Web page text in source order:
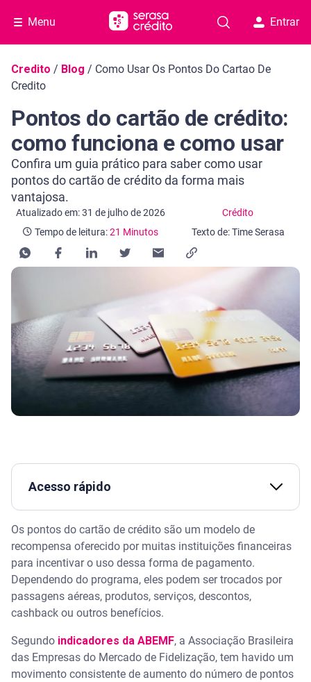
Menu Entrar
Navegação do blog
Credito / Blog / Como Usar Os Pontos Do Cartao De
Credito
Pontos do cartão de crédito:
como funciona e como usar
Confira um guia prático para saber como usar
pontos do cartão de crédito da forma mais
vantajosa.
Atualizado em: 31 de julho de 2026 Crédito
Categoria Crédito
Tempo de leitura:21 Minutos
Tempo de leitura: 21 Minutos
Texto de: Time Serasa
Acesso rápido
Assista | Como acumular milhas no cartão de
crédito?
O que são pontos do cartão de crédito e como são
calculados
Como funciona o acúmulo de pontos do cartão de
O que é um programa de pontos e como ele
funciona
Os pontos do cartão de crédito são um modelo de
recompensa oferecido por muitas instituições financeiras
para incentivar o uso dessa forma de pagamento.
Dependendo do programa, eles podem ser trocados por
passagens aéreas, produtos, serviços, descontos,
cashback ou outros benefícios.
Segundo indicadores da ABEMF, a Associação Brasileira
das Empresas do Mercado de Fidelização, tem havido um
movimento consistente de aumento do número de pontos